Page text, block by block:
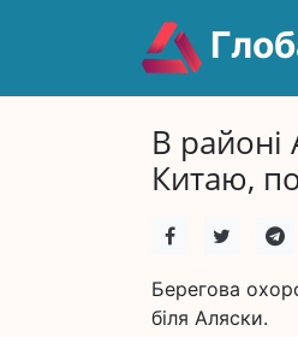
В районі
Китаю,
Берегова
біля Аляски.